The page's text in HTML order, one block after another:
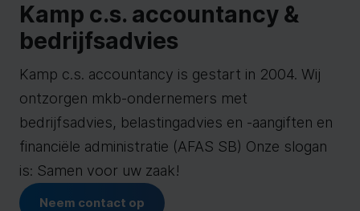
Kamp c.s. accountancy &
bedrijfsadvies
Kamp c.s. accountancy is gestart in 2004. Wij
ontzorgen mkb-ondernemers met
bedrijfsadvies, belastingadvies en -aangiften en
financiële administratie (AFAS SB) Onze slogan
is: Samen voor uw zaak!
Neem contact op